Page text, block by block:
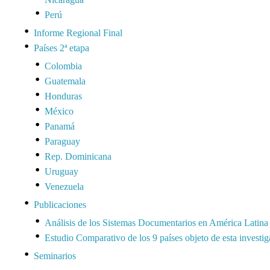
Perú
Informe Regional Final
Países 2ª etapa
Colombia
Guatemala
Honduras
México
Panamá
Paraguay
Rep. Dominicana
Uruguay
Venezuela
Publicaciones
Análisis de los Sistemas Documentarios en América Latina
Estudio Comparativo de los 9 países objeto de esta
Seminarios